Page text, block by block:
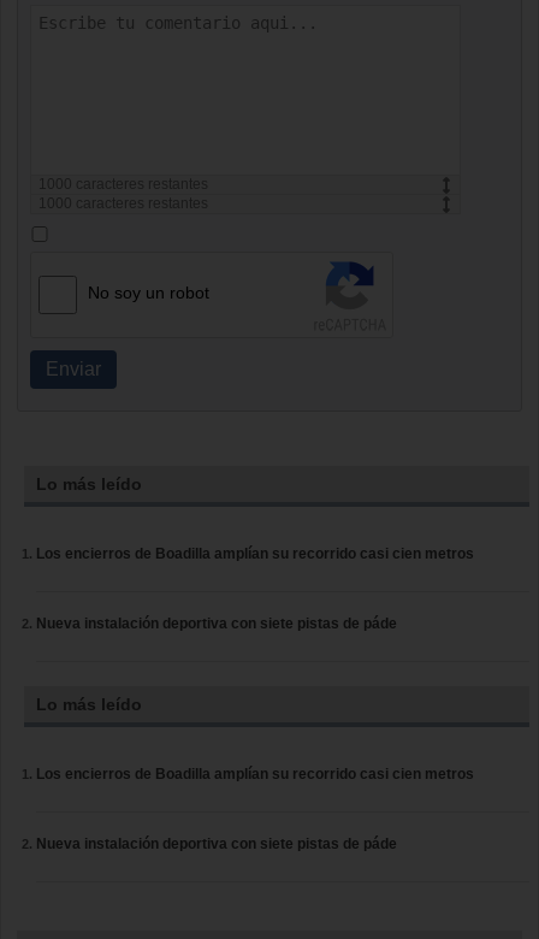
caracteres restantes
caracteres restantes
No soy un robot
Enviar
Lo más leído
Los encierros de Boadilla amplían su recorrido casi cien metros
Nueva instalación deportiva con siete pistas de páde
Lo más leído
Los encierros de Boadilla amplían su recorrido casi cien metros
Nueva instalación deportiva con siete pistas de páde